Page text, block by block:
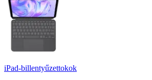
iPad-billentyűzettokok